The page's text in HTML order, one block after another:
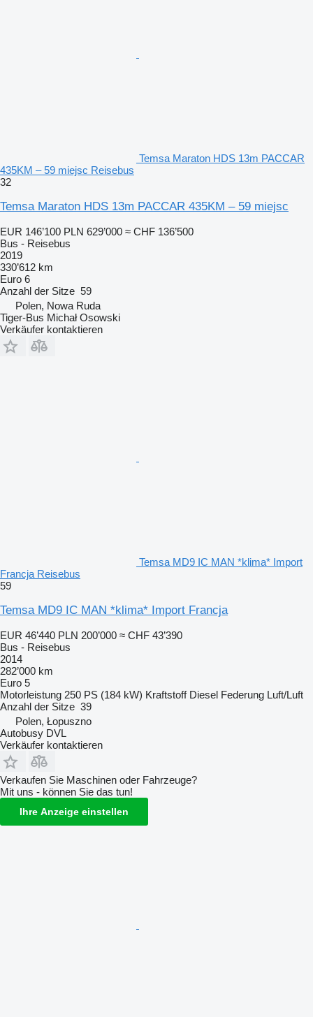
Temsa Maraton HDS 13m PACCAR
435KM – 59 miejsc Reisebus
32
Temsa Maraton HDS 13m PACCAR 435KM – 59 miejsc
EUR 146’100 PLN 629’000 ≈ CHF 136’500
Bus - Reisebus
2019
330’612 km
Euro 6
Anzahl der Sitze 59
Polen, Nowa Ruda
Tiger-Bus Michał Osowski
Verkäufer kontaktieren
Temsa MD9 IC MAN *klima* Import
Francja Reisebus
59
Temsa MD9 IC MAN *klima* Import Francja
EUR 46’440 PLN 200’000 ≈ CHF 43’390
Bus - Reisebus
2014
282’000 km
Euro 5
Motorleistung 250 PS (184 kW) Kraftstoff Diesel Federung Luft/Luft
Anzahl der Sitze 39
Polen, Łopuszno
Autobusy DVL
Verkäufer kontaktieren
Verkaufen Sie Maschinen oder Fahrzeuge?
Mit uns - können Sie das tun!
Ihre Anzeige einstellen